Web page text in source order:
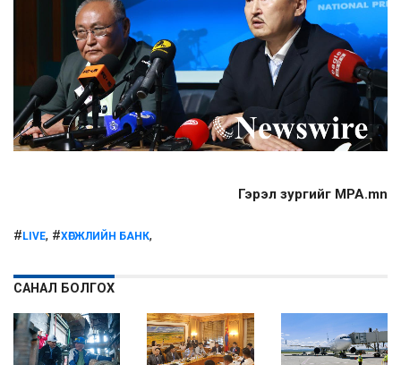
Гэрэл зургийг MPA.mn
# LIVE, #ХӨГЖЛИЙН БАНК,
САНАЛ БОЛГОХ